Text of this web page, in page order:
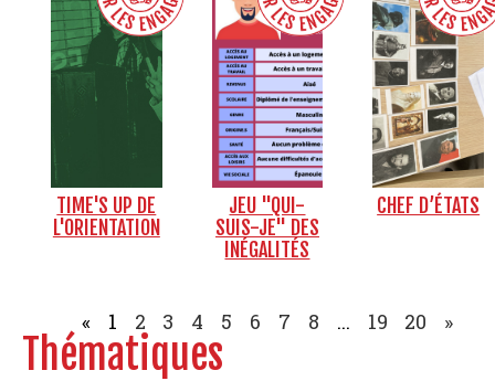
TIME'S UP DE
L'ORIENTATION
JEU "QUI-
SUIS-JE" DES
INÉGALITÉS
CHEF D’ÉTATS
« 1 2 3 4 5 6 7 8 ... 19 20 »
Thématiques